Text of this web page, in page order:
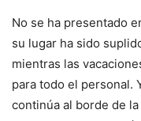
No se ha presentado
su lugar ha sido
mientras las
para todo el personal.
continúa al borde de